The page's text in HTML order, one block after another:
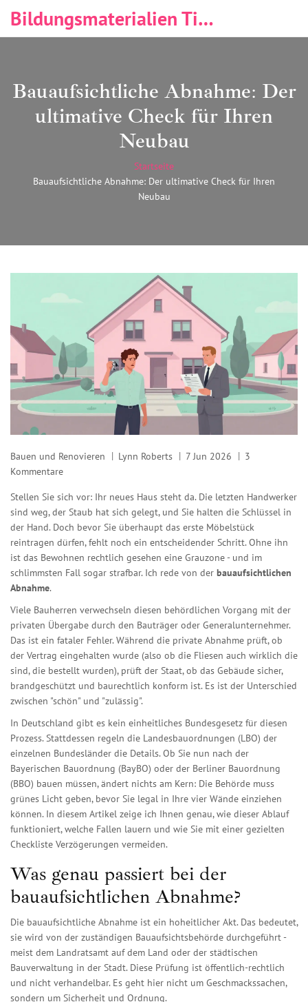
Bildungsmaterialien Tischlerei & Immobilien
Bauaufsichtliche Abnahme: Der
ultimative Check für Ihren
Neubau
Startseite
Bauaufsichtliche Abnahme: Der ultimative Check für Ihren
Neubau
Bauen und Renovieren Lynn Roberts 7 Jun 2026
3
Kommentare
Stellen Sie sich vor: Ihr neues Haus steht da. Die letzten Handwerker
sind weg, der Staub hat sich gelegt, und Sie halten die Schlüssel in
der Hand. Doch bevor Sie überhaupt das erste Möbelstück
reintragen dürfen, fehlt noch ein entscheidender Schritt. Ohne ihn
ist das Bewohnen rechtlich gesehen eine Grauzone - und im
schlimmsten Fall sogar strafbar. Ich rede von der bauaufsichtlichen
Abnahme.
Viele Bauherren verwechseln diesen behördlichen Vorgang mit der
privaten Übergabe durch den Bauträger oder Generalunternehmer.
Das ist ein fataler Fehler. Während die private Abnahme prüft, ob
der Vertrag eingehalten wurde (also ob die Fliesen auch wirklich die
sind, die bestellt wurden), prüft der Staat, ob das Gebäude sicher,
brandgeschützt und baurechtlich konform ist. Es ist der Unterschied
zwischen "schön" und "zulässig".
In Deutschland gibt es kein einheitliches Bundesgesetz für diesen
Prozess. Stattdessen regeln die Landesbauordnungen (LBO) der
einzelnen Bundesländer die Details. Ob Sie nun nach der
Bayerischen Bauordnung (BayBO) oder der Berliner Bauordnung
(BBO) bauen müssen, ändert nichts am Kern: Die Behörde muss
grünes Licht geben, bevor Sie legal in Ihre vier Wände einziehen
können. In diesem Artikel zeige ich Ihnen genau, wie dieser Ablauf
funktioniert, welche Fallen lauern und wie Sie mit einer gezielten
Checkliste Verzögerungen vermeiden.
Was genau passiert bei der
bauaufsichtlichen Abnahme?
Die bauaufsichtliche Abnahme ist ein hoheitlicher Akt. Das bedeutet,
sie wird von der zuständigen Bauaufsichtsbehörde durchgeführt -
meist dem Landratsamt auf dem Land oder der städtischen
Bauverwaltung in der Stadt. Diese Prüfung ist öffentlich-rechtlich
und nicht verhandelbar. Es geht hier nicht um Geschmackssachen,
sondern um Sicherheit und Ordnung.